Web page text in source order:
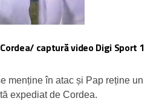
captură video Digi Sport 1
menține în atac și Pap reține un
expediat de Cordea.